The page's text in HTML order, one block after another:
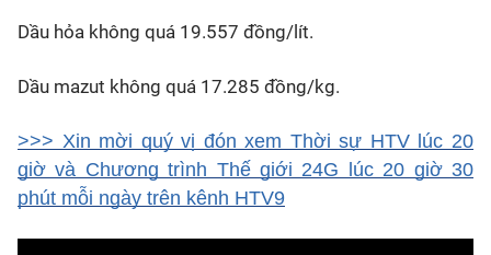
Dầu hỏa không quá 19.557 đồng/lít.
Dầu mazut không quá 17.285 đồng/kg.
>>> Xin mời quý vị đón xem Thời sự HTV lúc 20
giờ và Chương trình Thế giới 24G lúc 20 giờ 30
phút mỗi ngày trên kênh HTV9